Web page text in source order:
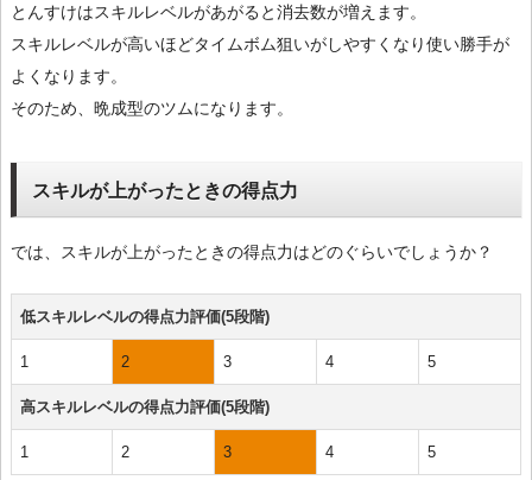
とんすけはスキルレベルがあがると消去数が増えます。
スキルレベルが高いほどタイムボム狙いがしやすくなり使い勝手が
よくなります。
そのため、晩成型のツムになります。
スキルが上がったときの得点力
では、スキルが上がったときの得点力はどのぐらいでしょうか？
低スキルレベルの得点力評価(5段階)
1 2 3 4 5
高スキルレベルの得点力評価(5段階)
1 2 3 4 5